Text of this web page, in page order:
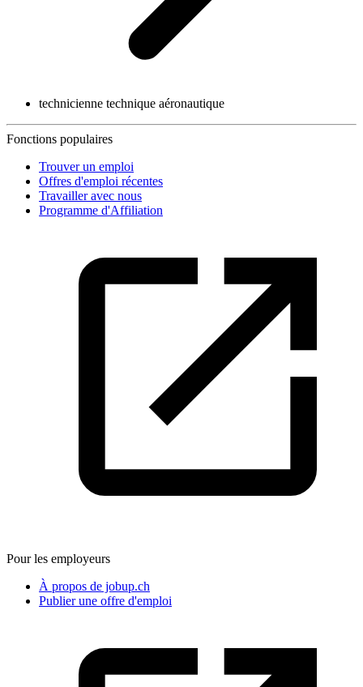
technicienne technique aéronautique
Fonctions populaires
Trouver un emploi
Offres d'emploi récentes
Travailler avec nous
Programme d'Affiliation
Pour les employeurs
À propos de jobup.ch
Publier une offre d'emploi